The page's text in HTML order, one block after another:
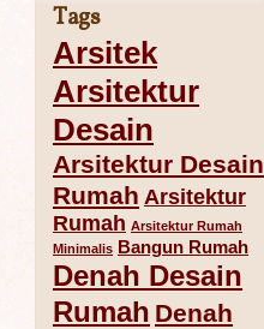
Tags
Arsitek
Arsitektur
Desain
Arsitektur Desain
Rumah Arsitektur
Rumah Arsitektur Rumah
Minimalis Bangun Rumah
Denah Desain
Rumah Denah